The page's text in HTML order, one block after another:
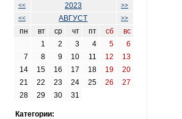
<< 2023
>>
<<
АВГУСТ >>
пн вт ср чт пт сб
вс
1
2 3 4 5
6
7
8 9 10 11 12
13
14
15 16 17 18 19
20
21
22 23 24 25 26
27
28
29 30 31
Категории: